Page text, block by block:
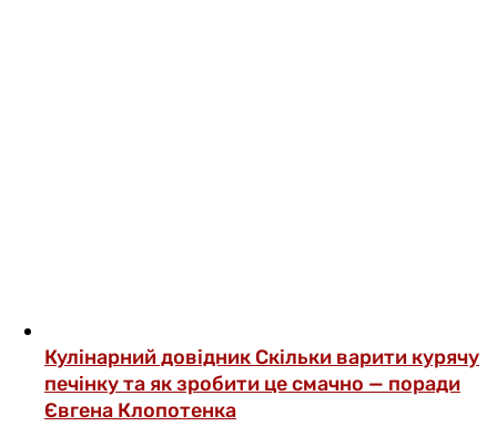
Кулінарний довідник Скільки варити курячу
печінку та як зробити це смачно — поради
Євгена Клопотенка